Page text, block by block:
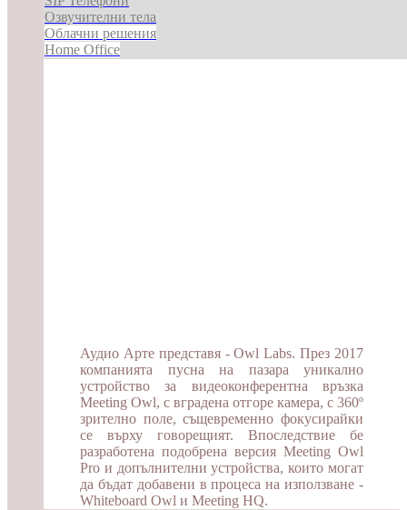
Озвучителни тела
Облачни решения
Home Office
Аудио Арте представя - Owl Labs. През 2017
компанията пусна на пазара уникално
устройство за видеоконферентна връзка
Meeting Owl, с вградена отгоре камера, с 360º
зрително поле, същевременно фокусирайки
се върху говорещият. Впоследствие бе
разработена подобрена версия Meeting Owl
Pro и допълнителни устройства, които могат
да бъдат добавени в процеса на използване -
Whiteboard Owl и Meeting HQ.